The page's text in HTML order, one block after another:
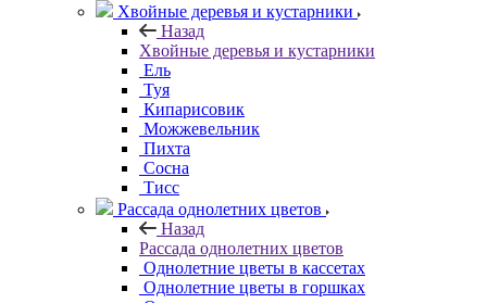
Хвойные деревья и кустарники
Назад
Хвойные деревья и кустарники
Ель
Туя
Кипарисовик
Можжевельник
Пихта
Сосна
Тисc
Рассада однолетних цветов
Назад
Рассада однолетних цветов
Однолетние цветы в кассетах
Однолетние цветы в горшках